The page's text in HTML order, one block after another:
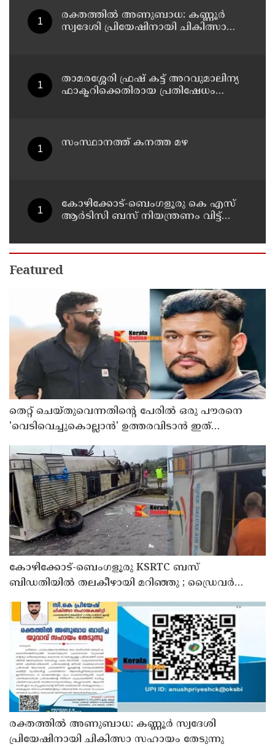
രക്തത്തിൽ അണുബാധ: കണ്ണൂർ
സ്വദേശി പ്രിയേഷിനായി ചികിത്സാ
താമരശ്ശേരി ഫ്രഷ് കട്ട് അറവുമാലിന്യ
ഫാക്ടറിക്കെതിരായ പ്രതിഷേധം
സംസ്ഥാനത്ത് കനത്ത മഴ
കോഴിക്കോട്-ബെംഗളൂരു കെ എസ്
ആര്‍ടിസി ബസ് നിയന്ത്രണം വിട്ട്
കണ്ടക്ടര്‍ക്കും ദാരുണാന്ത്യം
Featured
തെറ്റ് ചെയ്തുവെന്നതിന്റെ പേരില്‍ ഒരു പൗരനെ
'വെടിവെച്ചുകൊല്ലാന്‍' ഉത്തരവിടാന്‍ ഇത്
സംഘപരിവാറിൻ്റെ ബുള്‍ഡോസര്‍ ഭരണമുള്ള
യുപിയോ ബിഹാറോ അല്ല ; അര്‍ജുന്‍ ആയങ്കിയെ
പിന്തുണച്ച് ആകാശ് തില്ലങ്കേരി
കോഴിക്കോട്-ബെംഗളൂരു KSRTC ബസ്
ബിഡതിയിൽ തലകീഴായി മറിഞ്ഞു ; ഡ്രെെവർക്കും
കണ്ടക്ടർക്കും ദാരുണാന്ത്യം, നിരവധി യാത്രക്കാർക്ക്
പരിക്ക്
രക്തത്തിൽ അണുബാധ: കണ്ണൂർ സ്വദേശി
പ്രിയേഷിനായി ചികിത്സാ സഹായം തേടുന്നു